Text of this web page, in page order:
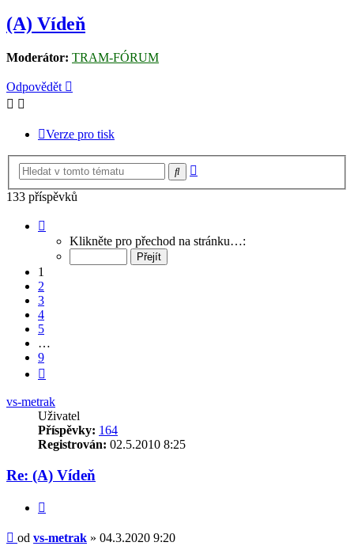
(A) Vídeň
Moderátor: TRAM-FÓRUM
Odpovědět
Verze pro tisk
Hledat
133 příspěvků
Klikněte pro přechod na stránku…:
1
2
3
4
5
…
9
vs-metrak
Uživatel
Příspěvky: 164
Registrován: 02.5.2010 8:25
Re: (A) Vídeň
Příspěvek
od vs-metrak » 04.3.2020 9:20